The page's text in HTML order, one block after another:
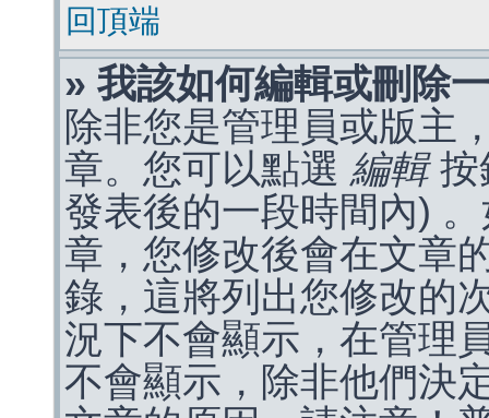
回頂端
» 我該如何編輯或刪除
除非您是管理員或版主
章。您可以點選 編輯按
發表後的一段時間內)
章，您修改後會在文章
錄，這將列出您修改的
況下不會顯示，在管理
不會顯示，除非他們決